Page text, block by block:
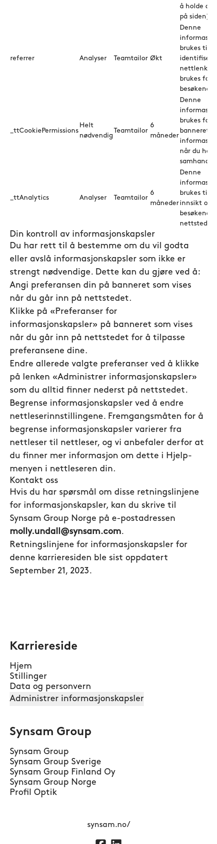
å holde
på siden).
referrer Analyser Teamtailor Økt
Denne
brukes til å
identifisere
nettlenken
brukes for
_ttCookiePermissions
Helt
nødvendig
Teamtailor
6
måneder
Denne
brukes for
banneret
når du har
_ttAnalytics Analyser Teamtailor
6
måneder
Denne
brukes til å
innsikt om
besøkende
nettstedet.
Din kontroll av informasjonskapsler
Du har rett til å bestemme om du vil godta
eller avslå informasjonskapsler som ikke er
strengt nødvendige. Dette kan du gjøre ved å:
Angi preferansen din på banneret som vises
når du går inn på nettstedet.
Klikke på «Preferanser for
informasjonskapsler» på banneret som vises
når du går inn på nettstedet for å tilpasse
preferansene dine.
Endre allerede valgte preferanser ved å klikke
på lenken «Administrer informasjonskapsler»
som du alltid finner nederst på nettstedet.
Begrense informasjonskapsler ved å endre
nettleserinnstillingene. Fremgangsmåten for å
begrense informasjonskapsler varierer fra
nettleser til nettleser, og vi anbefaler derfor at
du finner mer informasjon om dette i Hjelp-
menyen i nettleseren din.
Kontakt oss
Hvis du har spørsmål om disse retningslinjene
for informasjonskapsler, kan du skrive til
Synsam Group Norge på e-postadressen
molly.undall@synsam.com.
Retningslinjene for informasjonskapsler for
denne karrieresiden ble sist oppdatert
September 21, 2023.
Karriereside
Hjem
Stillinger
Data og personvern
Administrer informasjonskapsler
Synsam Group
Synsam Group
Synsam Group Sverige
Synsam Group Finland Oy
Synsam Group Norge
Profil Optik
synsam.no/